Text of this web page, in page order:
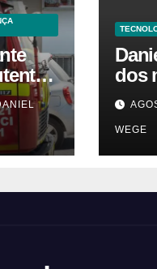
dos
WEGE